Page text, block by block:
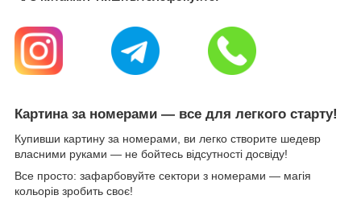
Картина за номерами — все для легкого старту!
Купивши картину за номерами, ви легко створите шедевр
власними руками — не бойтесь відсутності досвіду!
Все просто: зафарбовуйте сектори з номерами — магія
кольорів зробить своє!